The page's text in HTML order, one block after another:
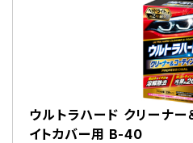
ウルトラハード クリーナー
イトカバー用 B-40